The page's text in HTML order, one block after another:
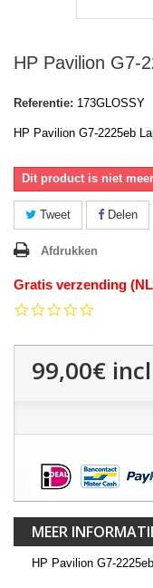
HP Pavilion G7-
Referentie: 173GLOSSY
HP Pavilion G7-2225eb
Dit product is niet
Tweet Delen
Afdrukken
Gratis verzending
99,00€
MEER
HP Pavilion G7-